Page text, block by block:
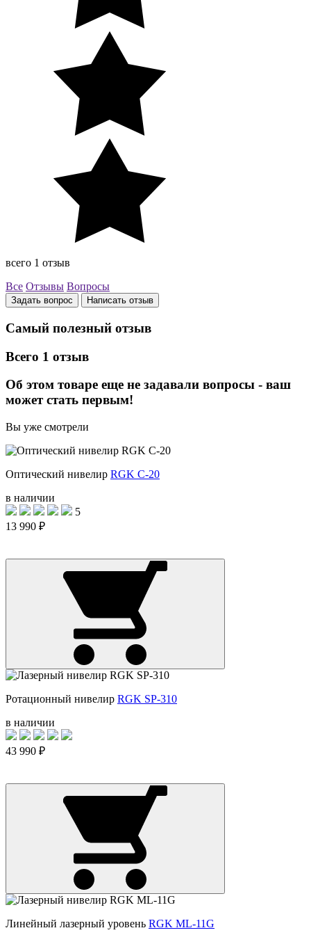
всего 1 отзыв
Все Отзывы Вопросы
Задать вопрос Написать отзыв
Самый полезный отзыв
Всего 1 отзыв
Об этом товаре еще не задавали вопросы - ваш
может стать первым!
Вы уже смотрели
Оптический нивелир RGK C-20
в наличии
5
13 990 ₽
Ротационный нивелир RGK SP-310
в наличии
43 990 ₽
Линейный лазерный уровень RGK ML-11G